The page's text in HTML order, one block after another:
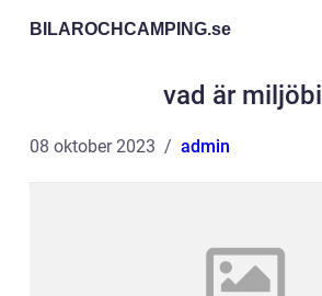
BILAROCHCAMPING.se
vad är miljöbil
08 oktober 2023 admin